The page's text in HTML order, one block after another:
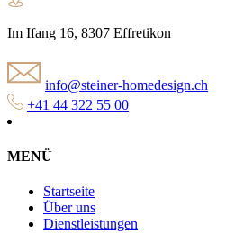
Im Ifang 16, 8307 Effretikon
info@steiner-homedesign.ch
+41 44 322 55 00
MENÜ
Startseite
Über uns
Dienstleistungen